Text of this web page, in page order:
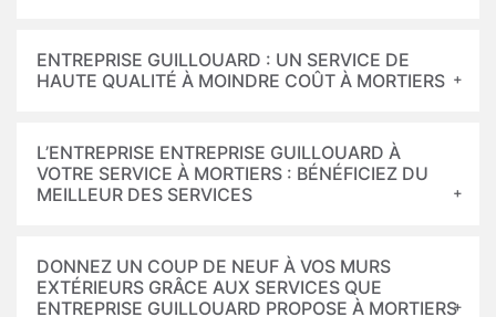
ENTREPRISE GUILLOUARD : UN SERVICE DE
HAUTE QUALITÉ À MOINDRE COÛT À MORTIERS
L’ENTREPRISE ENTREPRISE GUILLOUARD À
VOTRE SERVICE À MORTIERS : BÉNÉFICIEZ DU
MEILLEUR DES SERVICES
DONNEZ UN COUP DE NEUF À VOS MURS
EXTÉRIEURS GRÂCE AUX SERVICES QUE
ENTREPRISE GUILLOUARD PROPOSE À MORTIERS